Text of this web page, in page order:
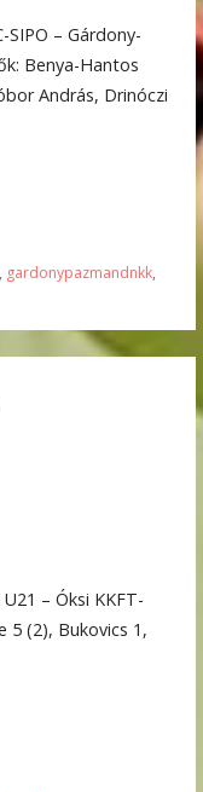
SIPO – Gárdony-
Benya-Hantos
András, Drinóczi
gardonypazmandnkk,
– Óksi KKFT-
5 (2), Bukovics 1,